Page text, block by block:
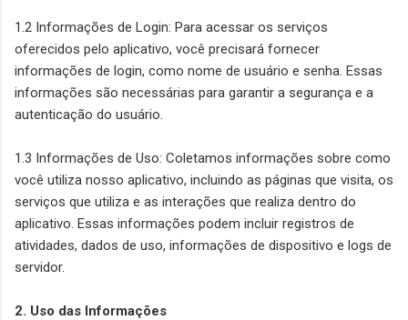
1.2 Informações de Login: Para acessar os serviços
oferecidos pelo aplicativo, você precisará fornecer
informações de login, como nome de usuário e senha. Essas
informações são necessárias para garantir a segurança e a
autenticação do usuário.
1.3 Informações de Uso: Coletamos informações sobre como
você utiliza nosso aplicativo, incluindo as páginas que visita, os
serviços que utiliza e as interações que realiza dentro do
aplicativo. Essas informações podem incluir registros de
atividades, dados de uso, informações de dispositivo e logs de
servidor.
2. Uso das Informações